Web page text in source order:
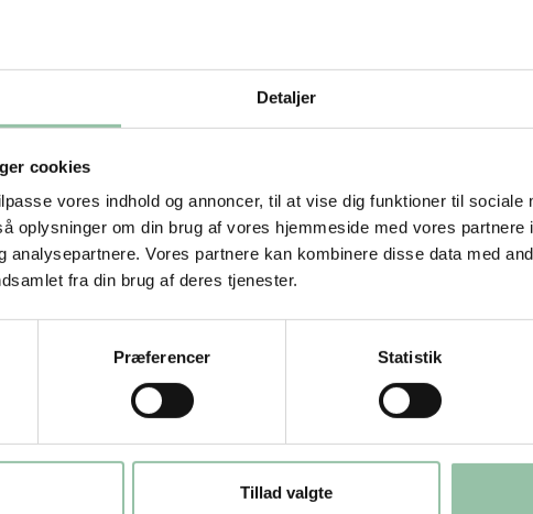
Detaljer
cookies
vores indhold og annoncer, til at vise dig funktioner til sociale
oplysninger om din brug af vores hjemmeside med vores partnere
analysepartnere. Vores partnere kan kombinere disse data med
fra din brug af deres tjenester.
Præferencer Statistik
Tillad valgte
dem dryppe af i en si.
rist selleristykkerne på alle sider.
det med 1 tsk revet citronskal, salt og
stegte selleristykker.
fra gris og nakkefilet kan bruges i stedet